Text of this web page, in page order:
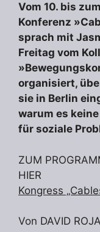
Vom 10. bis
Konferenz
sprach mit
Freitag vom
organisiert,
sie in Berlin
warum es
für soziale
ZUM
HIER
Kongress
Von DAVID